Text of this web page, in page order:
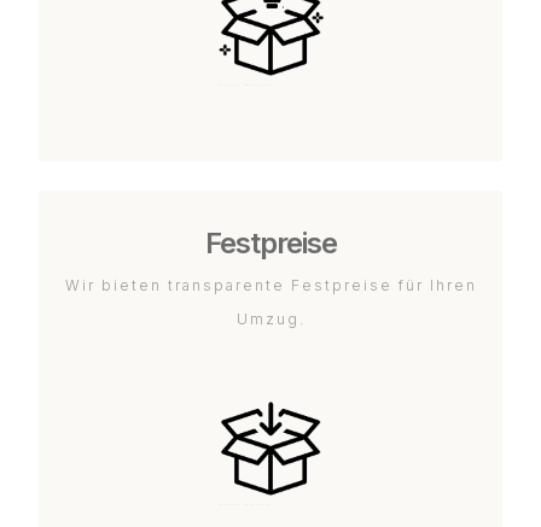
Festpreise
Wir bieten transparente Festpreise für Ihren
Umzug.